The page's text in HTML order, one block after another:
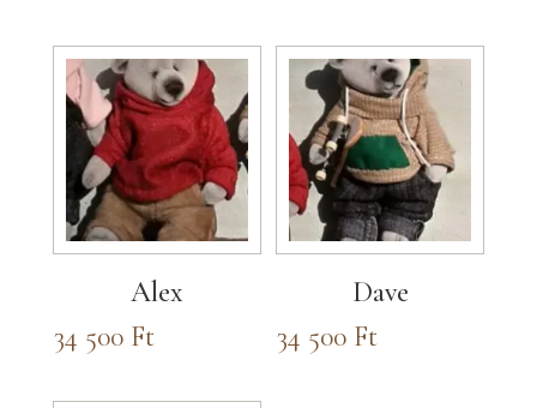
Alex
34 500 Ft
Dave
34 500 Ft